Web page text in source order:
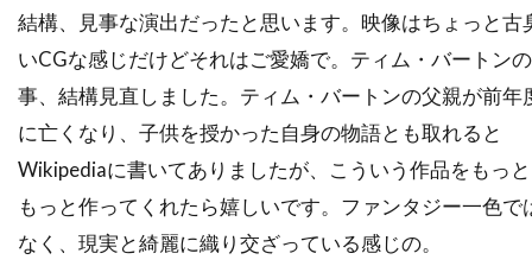
デル・アンドリュース
デル・クローズ
デンゼル・ワシントン
デンマーク
デヴィッド・O・ラッセル
デヴィッド・S・ウォード
デヴィッド・アルパー
デヴィッド・アーノルド
結構、見事な演出だったと思います。映像はちょっと古
いCGな感じだけどそれはご愛嬌で。ティム・バートンの
事、結構見直しました。ティム・バートンの父親が前年
に亡くなり、子供を授かった自身の物語とも取れると
Wikipediaに書いてありましたが、こういう作品をもっと
もっと作ってくれたら嬉しいです。ファンタジー一色で
なく、現実と綺麗に織り交ざっている感じの。